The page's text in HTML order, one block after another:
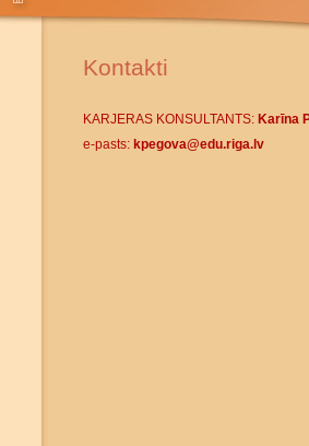
Kontakti
KARJERAS KONSULTANTS: Karīna
e-pasts: kpegova@edu.riga.lv